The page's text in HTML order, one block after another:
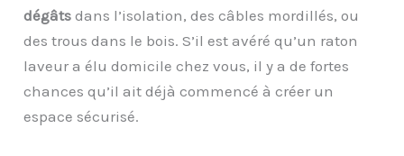
dégâts dans l’isolation, des câbles mordillés, ou
des trous dans le bois. S’il est avéré qu’un raton
laveur a élu domicile chez vous, il y a de fortes
chances qu’il ait déjà commencé à créer un
espace sécurisé.